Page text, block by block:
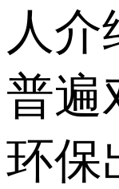
人介
普遍
环保